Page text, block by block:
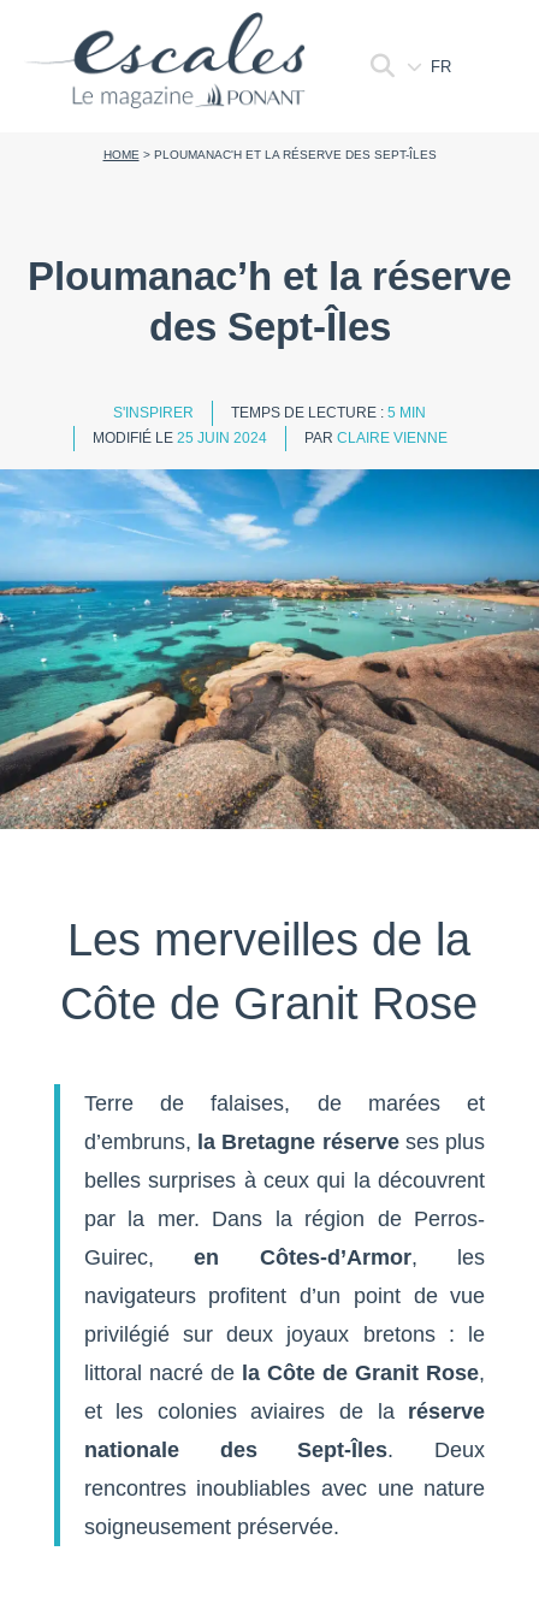
FR
HOME > PLOUMANAC'H ET LA RÉSERVE DES SEPT-ÎLES
Ploumanac’h et la réserve
des Sept-Îles
S'INSPIRER TEMPS DE LECTURE : 5 MIN
MODIFIÉ LE 25 JUIN 2024 PAR CLAIRE VIENNE
Les merveilles de la
Côte de Granit Rose
Terre de falaises, de marées et
d’embruns, la Bretagne réserveses plus
belles surprises à ceux qui la découvrent
par la mer. Dans la région de Perros-
Guirec,en Côtes-d’Armor, les
navigateurs profitent d’un point de vue
privilégié sur deux joyaux bretons : le
littoral nacré de la Côte de Granit Rose,
et les colonies aviaires de la réserve
nationale des Sept-Îles. Deux
rencontres inoubliables avec une nature
soigneusement préservée.